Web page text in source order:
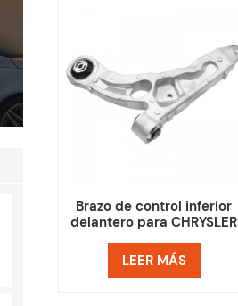
Brazo de control inferior
delantero para CHRYSLER
LEER MÁS